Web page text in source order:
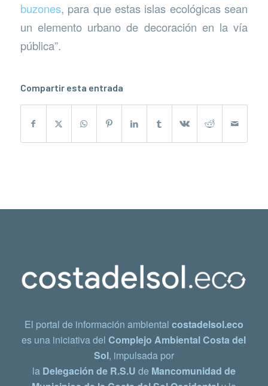
buzones, para que estas islas ecológicas sean
un elemento urbano de decoración en la vía
pública”.
Compartir esta entrada
El portal de información ambiental costadelsol.eco
es una iniciativa delComplejo Ambiental Costa del
Sol, impulsada por
la Delegación de R.S.U de Mancomunidad de